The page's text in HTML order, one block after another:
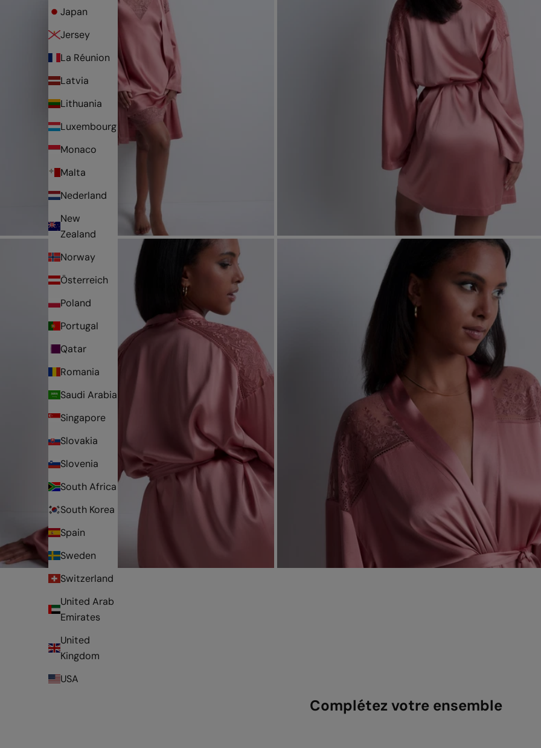
Japan
Jersey
La Réunion
Latvia
Lithuania
Luxembourg
Monaco
Malta
Nederland
New
Zealand
Norway
Österreich
Poland
Portugal
Qatar
Romania
Saudi Arabia
Singapore
Slovakia
Slovenia
South Africa
South Korea
Spain
Sweden
Switzerland
United Arab
Emirates
United
Kingdom
USA
Complétez votre ensemble